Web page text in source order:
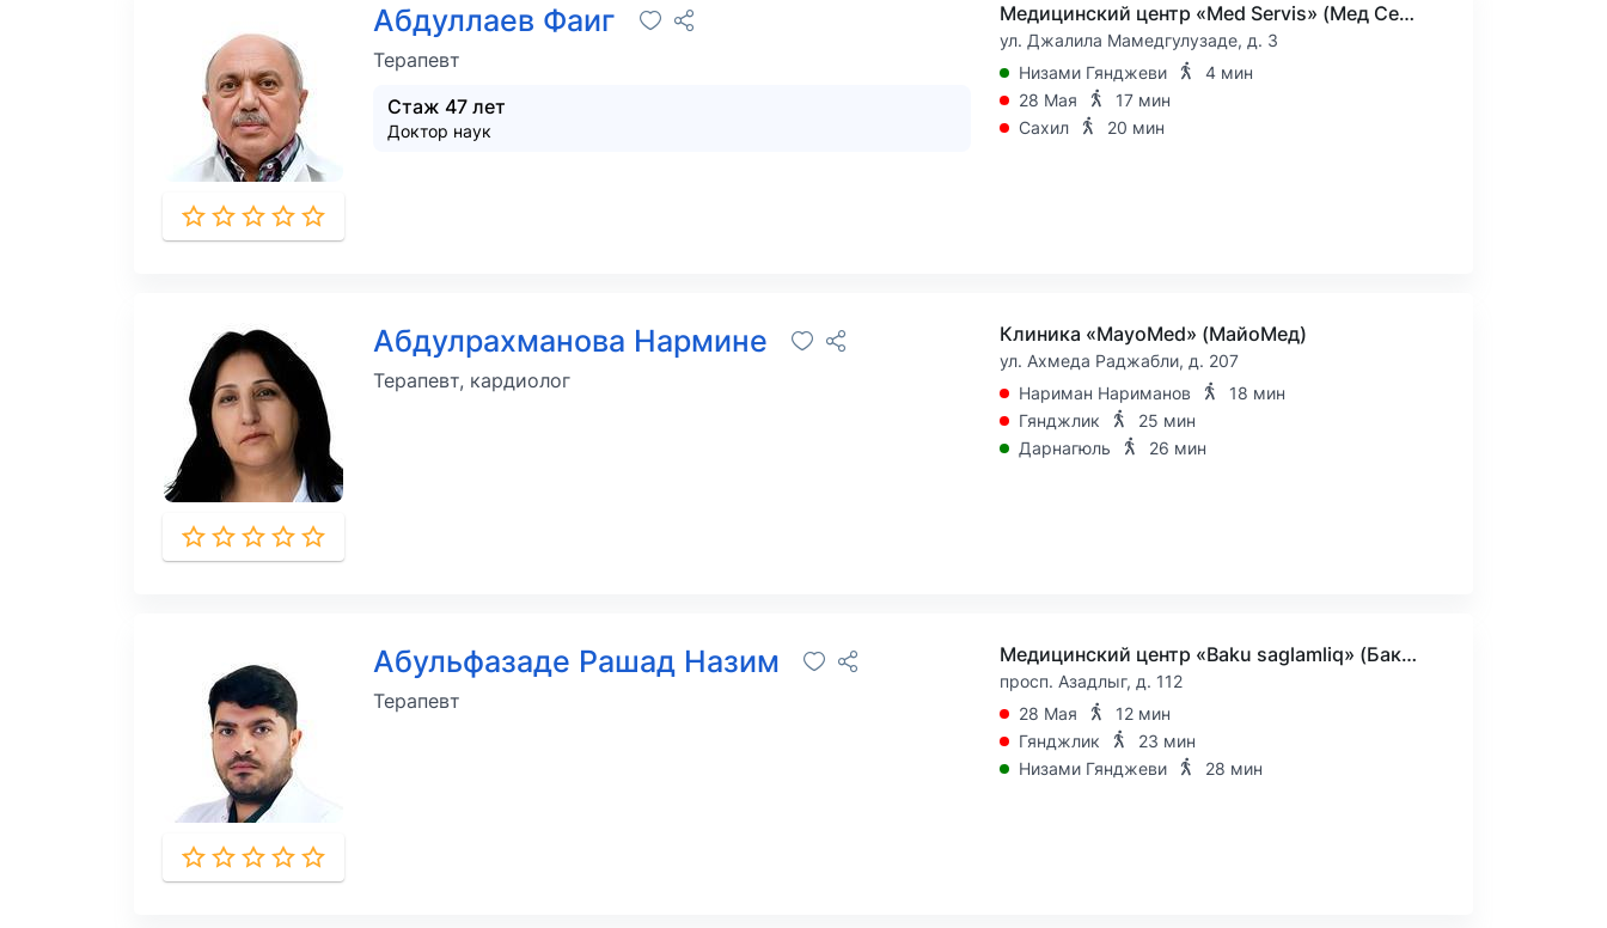
Абдуллаев Фаиг
Терапевт
Стаж 47 лет
Доктор наук
Медицинский центр «Med Servis» (Мед Сервис)
ул. Джалила Мамедгулузаде, д. 3
Низами Гянджеви
4 мин
28 Мая
17 мин
Сахил
20 мин
Абдулрахманова Нармине
Терапевт, кардиолог
Клиника «MayoMed» (МайоМед)
ул. Ахмеда Раджабли, д. 207
Нариман Нариманов
18 мин
Гянджлик
25 мин
Дарнагюль
26 мин
Абульфазаде Рашад Назим
Терапевт
Медицинский центр «Baku saglamliq» (Баку сагламлик)
просп. Азадлыг, д. 112
28 Мая
12 мин
Гянджлик
23 мин
Низами Гянджеви
28 мин